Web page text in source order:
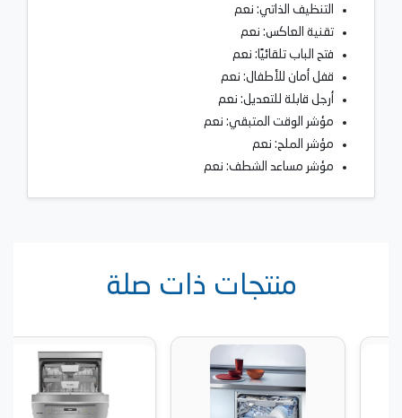
التنظيف الذاتي: نعم
تقنية العاكس: نعم
فتح الباب تلقائيًا: نعم
قفل أمان للأطفال: نعم
أرجل قابلة للتعديل: نعم
مؤشر الوقت المتبقي: نعم
مؤشر الملح: نعم
مؤشر مساعد الشطف: نعم
منتجات ذات صلة